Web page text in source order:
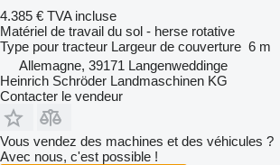
4.385 € TVA incluse
Matériel de travail du sol - herse rotative
Type pour tracteur Largeur de couverture 6 m
Allemagne, 39171 Langenweddinge
Heinrich Schröder Landmaschinen KG
Contacter le vendeur
Vous vendez des machines et des véhicules ?
Avec nous, c'est possible !